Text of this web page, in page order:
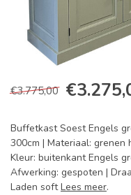
€3.775,00
Buffetkast Soest Engels
300cm | Materiaal: grenen
Kleur: buitenkant Engels
Afwerking: gespoten |
Laden softLees meer.